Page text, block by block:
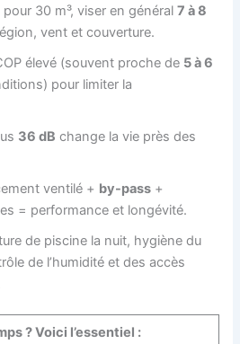
pour 30 m³, viser en général7 à 8
vent et couverture.
élevé (souvent proche de 5 à 6
pour limiter la
36 dB change la vie près des
ventilé + by-pass +
= performance et longévité.
de piscine la nuit, hygiène du
de l’humidité et des accès
? Voici l’essentiel :